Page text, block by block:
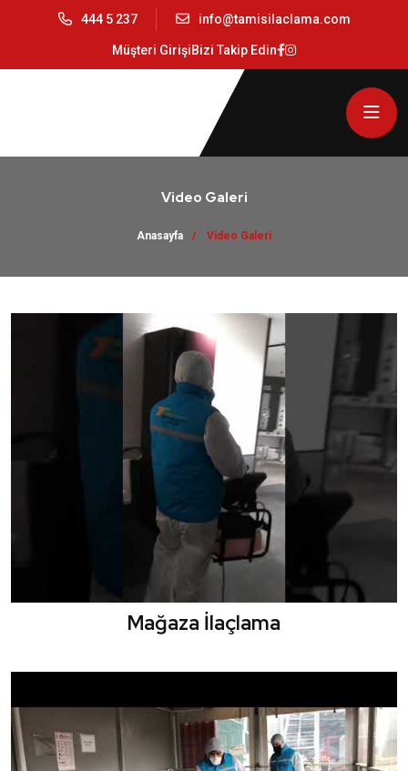
444 5 237 info@tamisilaclama.com
Müşteri GirişiBizi Takip Edin
Video Galeri
Anasayfa Video Galeri
Mağaza İlaçlama